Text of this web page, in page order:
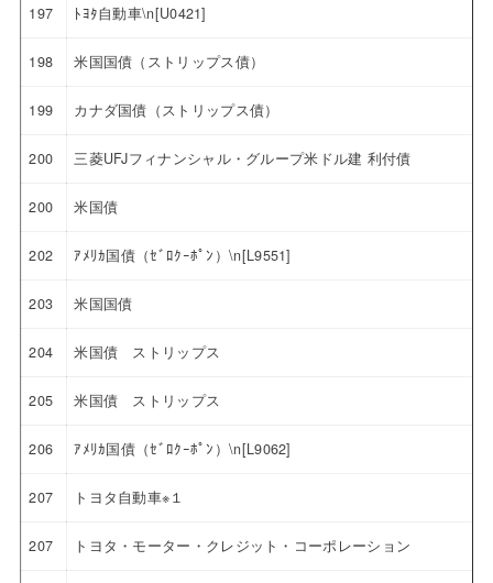
197 ﾄﾖﾀ自動車\n[U0421]
198 米国国債（ストリップス債）
199 カナダ国債（ストリップス債）
200 三菱UFJフィナンシャル・グループ米ドル建 利付債
200 米国債
202 ｱﾒﾘｶ国債（ｾﾞﾛｸｰﾎﾟﾝ）\n[L9551]
203 米国国債
204 米国債 ストリップス
205 米国債 ストリップス
206 ｱﾒﾘｶ国債（ｾﾞﾛｸｰﾎﾟﾝ）\n[L9062]
207 トヨタ自動車※１
207 トヨタ・モーター・クレジット・コーポレーション